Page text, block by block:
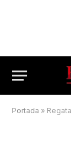
Portada »